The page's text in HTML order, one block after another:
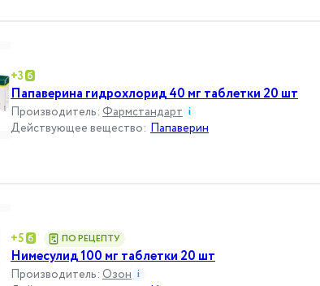
+3
Папаверина гидрохлорид 40 мг таблетки 20 шт
Производитель : Фармстандарт i
Действующее вещество : Папаверин
+5 ПО РЕЦЕПТУ
Нимесулид 100 мг таблетки 20 шт
Производитель : Озон i